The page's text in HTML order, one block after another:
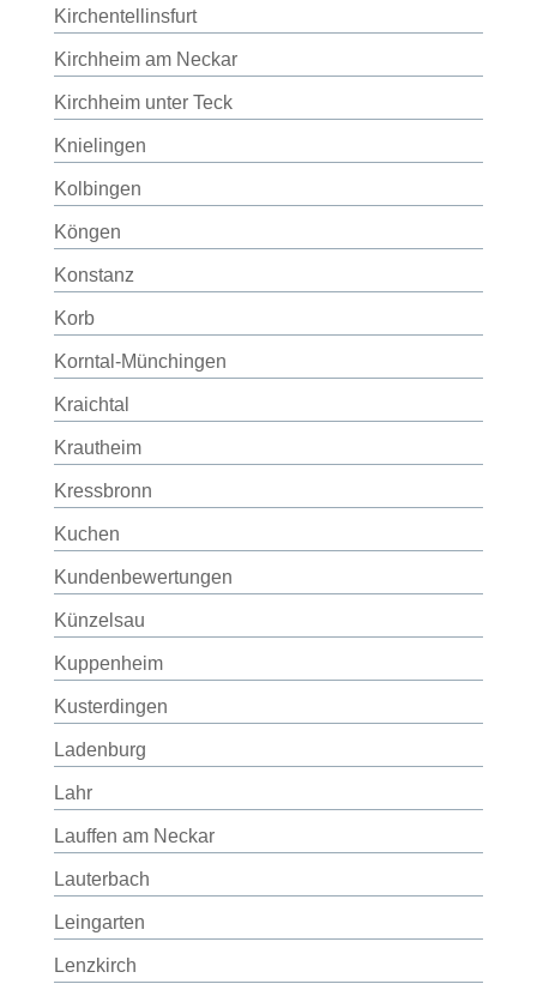
Kirchentellinsfurt
Kirchheim am Neckar
Kirchheim unter Teck
Knielingen
Kolbingen
Köngen
Konstanz
Korb
Korntal-Münchingen
Kraichtal
Krautheim
Kressbronn
Kuchen
Kundenbewertungen
Künzelsau
Kuppenheim
Kusterdingen
Ladenburg
Lahr
Lauffen am Neckar
Lauterbach
Leingarten
Lenzkirch